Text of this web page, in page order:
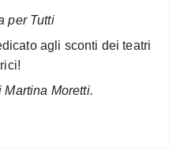
per Tutti
agli sconti dei teatri
Martina Moretti.